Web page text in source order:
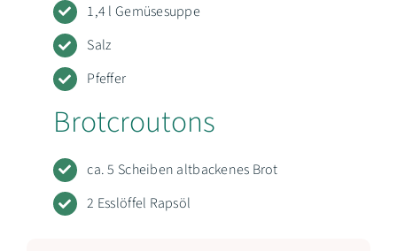
1,4 l Gemüsesuppe
Salz
Pfeffer
Brotcroutons
ca. 5 Scheiben altbackenes Brot
2 Esslöffel Rapsöl